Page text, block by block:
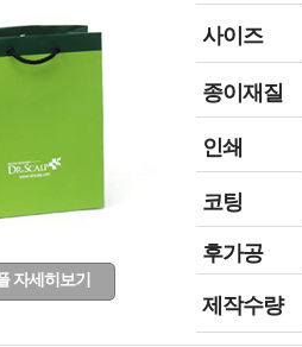
자세히보기
사이즈
종이재질
인쇄
코팅
후가공
제작수량